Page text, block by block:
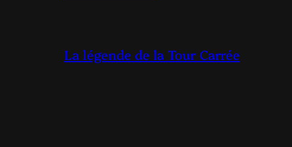
La légende de la Tour Carrée